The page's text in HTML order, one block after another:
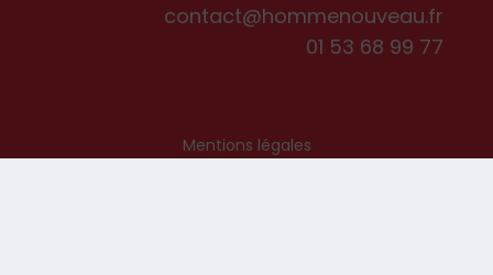
contact@hommenouveau.fr
01 53 68 99 77
Mentions légales